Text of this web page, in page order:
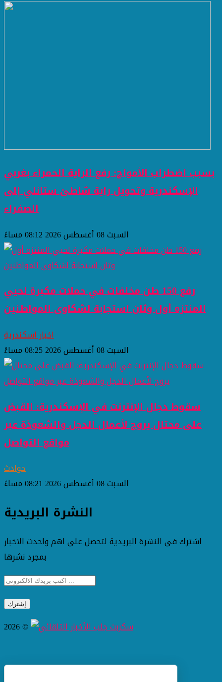
بسبب اضطراب الأمواج: رفع الراية الحمراء بغربي
الإسكندرية وتحويل راية شاطئ ستانلي إلى
الصفراء
السبت 08 أغسطس 2026 08:12 مساءً
رفع 150 طن مخلفات في حملات مكبرة لحيي
المنتزه أول وثان استجابة لشكاوى المواطنين
اخبار اسكندرية
السبت 08 أغسطس 2026 08:25 مساءً
سقوط دجال الإنترنت في الإسكندرية: القبض
على محتال يروج لأعمال الدجل والشعوذة عبر
مواقع التواصل
حوادث
السبت 08 أغسطس 2026 08:21 مساءً
النشرة البريدية
اشترك فى النشرة البريدية لتحصل على اهم واحدث الاخبار
بمجرد نشرها
2026 ©